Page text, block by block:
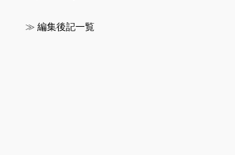
≫ 編集後記一覧